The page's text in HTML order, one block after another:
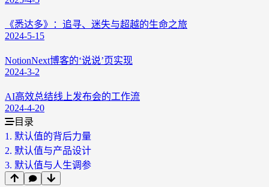
《悉达多》：追寻、迷失与超越的生命之旅
2024-5-15
NotionNext博客的‘说说’页实现
2024-3-2
AI高效总结线上发布会的工作流
2024-4-20
目录
1. 默认值的背后力量
2. 默认值与产品设计
3. 默认值与人生调参